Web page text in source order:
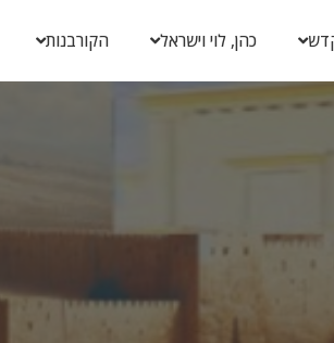
כהן, לוי וישראל הקורבנות